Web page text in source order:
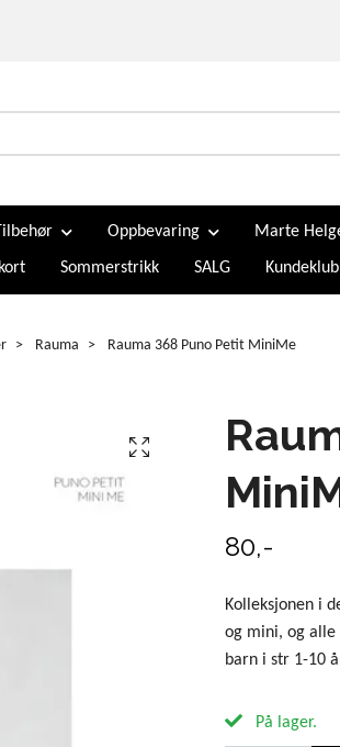
Oppbevaring Marte
Sommerstrikk SALG
Rauma Rauma 368 Puno Petit MiniMe
80,-
Kolleksjonen i
og mini, og alle
barn i str 1-10
På lager.